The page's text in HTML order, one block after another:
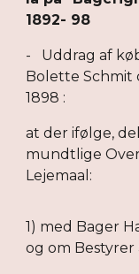
1892- 98
- Uddrag af
Bolette Schmit
1898 :
at der ifølge,
mundtlige
Lejemaal:
1) med Bager
og om Bestyrer